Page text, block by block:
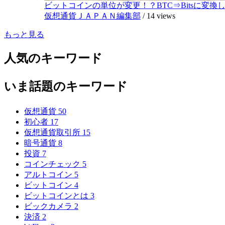
ビットコインの単位が変更！？BTC⇒Bitsに変換し
仮想通貨ＪＡＰＡＮ編集部 / 14 views
もっと見る
人気のキーワード
いま話題のキーワード
仮想通貨 50
初心者 17
仮想通貨取引所 15
暗号通貨 8
投資 7
コインチェック 5
アルトコイン 5
ビットコイン 4
ビットコインとは 3
ビックカメラ 2
決済 2